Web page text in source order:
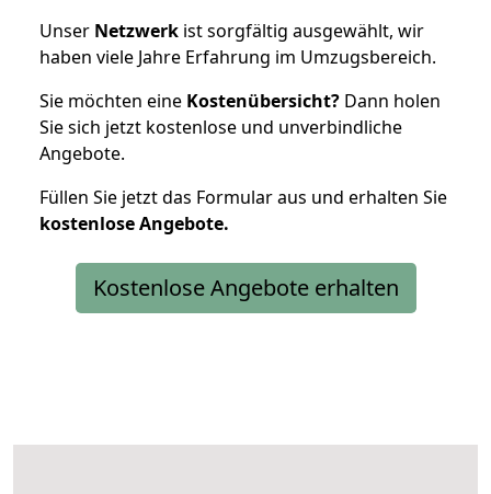
Unser Netzwerk ist sorgfältig ausgewählt, wir
haben viele Jahre Erfahrung im Umzugsbereich.
Sie möchten eine Kostenübersicht? Dann holen
Sie sich jetzt kostenlose und unverbindliche
Angebote.
Füllen Sie jetzt das Formular aus und erhalten Sie
kostenloseAngebote.
Kostenlose Angebote erhalten